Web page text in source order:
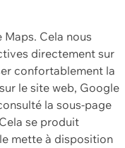
Cela nous
directement sur
confortablement la
le site web, Google
la sous-page
se produit
mette à disposition